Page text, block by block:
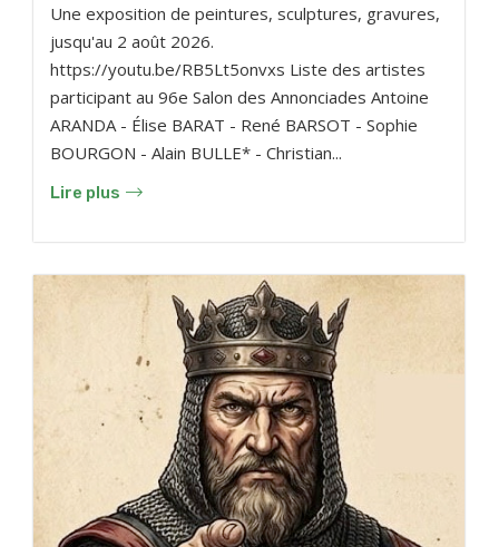
Une exposition de peintures, sculptures, gravures,
jusqu'au 2 août 2026.
https://youtu.be/RB5Lt5onvxs Liste des artistes
participant au 96e Salon des Annonciades Antoine
ARANDA - Élise BARAT - René BARSOT - Sophie
BOURGON - Alain BULLE* - Christian...
Lire plus